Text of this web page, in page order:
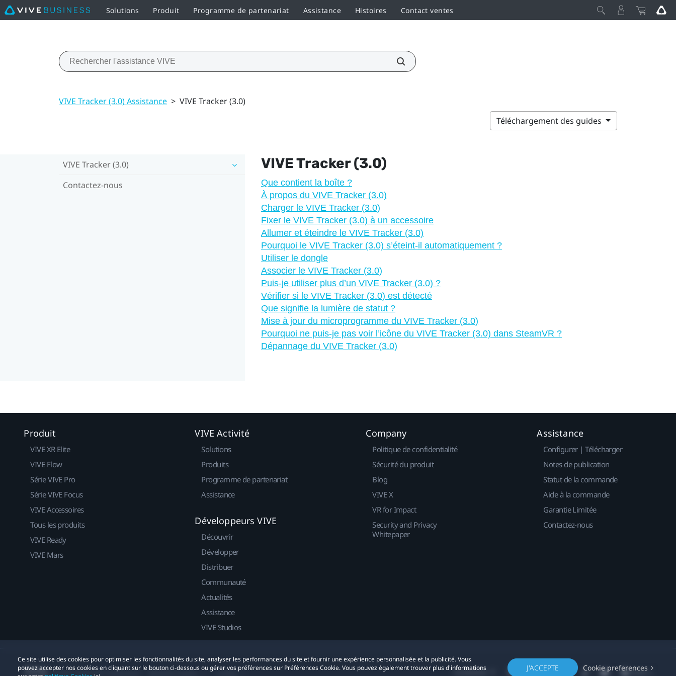
Solutions Produit Programme de partenariat Assistance Histoires Contact ventes
VIVE Tracker (3.0) Assistance > VIVE Tracker (3.0)
Téléchargement des guides
VIVE Tracker (3.0)
Contactez-nous
VIVETracker (3.0)
Que contient la boîte ?
À propos du VIVE Tracker (3.0)
Charger le VIVE Tracker (3.0)
Fixer le VIVE Tracker (3.0) à un accessoire
Allumer et éteindre le VIVE Tracker (3.0)
Pourquoi le VIVE Tracker (3.0) s’éteint-il automatiquement ?
Utiliser le dongle
Associer le VIVE Tracker (3.0)
Puis-je utiliser plus d’un VIVE Tracker (3.0) ?
Vérifier si le VIVE Tracker (3.0) est détecté
Que signifie la lumière de statut ?
Mise à jour du microprogramme du VIVE Tracker (3.0)
Pourquoi ne puis-je pas voir l’icône du VIVE Tracker (3.0) dans SteamVR ?
Dépannage du VIVE Tracker (3.0)
Ce site utilise des cookies pour optimiser les fonctionnalités du site, analyser les performances du site et fournir une expérience personnalisée et la publicité. Vous
pouvez accepter nos cookies en cliquant sur le bouton ci-dessous ou gérer vos préférences sur Préférences Cookie. Vous pouvez également trouver plus d'informations
J'ACCEPTE Cookie preferences
Produit
VIVE XR Elite
VIVE Flow
Série VIVE Pro
Série VIVE Focus
VIVE Accessoires
Tous les produits
VIVE Ready
VIVE Mars
VIVE Activité
Solutions
Produits
Programme de partenariat
Assistance
Développeurs VIVE
Découvrir
Développer
Distribuer
Communauté
Actualités
Assistance
VIVE Studios
Company
Politique de confidentialité
Sécurité du produit
Blog
VIVE X
VR for Impact
Security and Privacy
Whitepaper
Assistance
Configurer | Télécharger
Notes de publication
Statut de la commande
Aide à la commande
Garantie Limitée
Contactez-nous
Localisation
© 2011-2026 HTC Corporation